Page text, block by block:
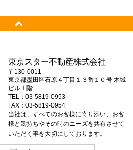
東京スター不動産株式会社
〒130-0011
東京都墨田区石原４丁目１３番１０号 木城
ビル１階
TEL：03-5819-0953
FAX：03-5819-0954
当社は、すべてのお客様に寄り添い、お客
様と気持ちやその時のニーズを共有させて
いただく事を大切にしております。